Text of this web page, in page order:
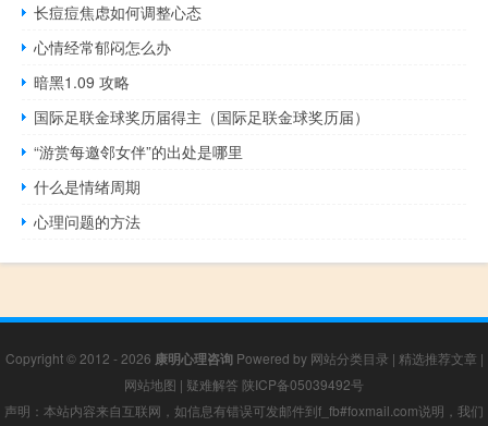
长痘痘焦虑如何调整心态
心情经常郁闷怎么办
暗黑1.09 攻略
国际足联金球奖历届得主（国际足联金球奖历届）
“游赏每邀邻女伴”的出处是哪里
什么是情绪周期
心理问题的方法
Copyright © 2012 - 2026 康明心理咨询Powered by 网站分类目录 | 精选推荐文章 |
网站地图 | 疑难解答 陕ICP备05039492号
声明：本站内容来自互联网，如信息有错误可发邮件到f_fb#foxmail.com说明，我们